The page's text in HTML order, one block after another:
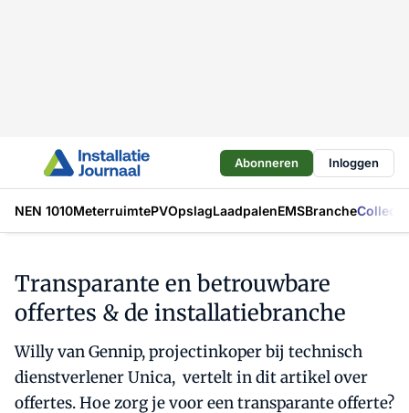
Abonneren Inloggen
NEN 1010MeterruimtePVOpslagLaadpalenEMSBranche
Transparante en betrouwbare
offertes & de installatiebranche
Willy van Gennip, projectinkoper bij technisch
dienstverlener Unica, vertelt in dit artikel over
offertes. Hoe zorg je voor een transparante offerte?